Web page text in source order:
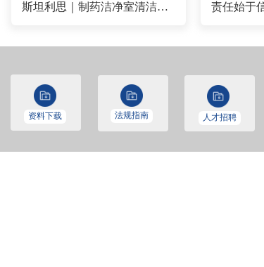
斯坦利思｜制药洁净室清洁系列产品：无尘擦拭布的使用教程
资料下载 法规指南 人才招聘